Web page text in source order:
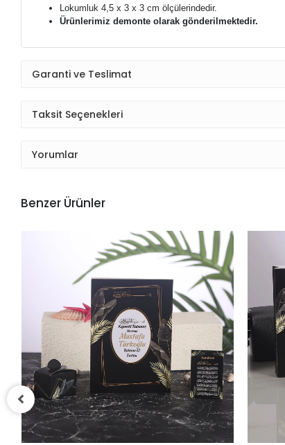
Lokumluk 4,5 x 3 x 3 cm ölçülerindedir.
Ürünlerimiz demonte olarak gönderilmektedir.
Garanti ve Teslimat
Taksit Seçenekleri
Yorumlar
Benzer Ürünler